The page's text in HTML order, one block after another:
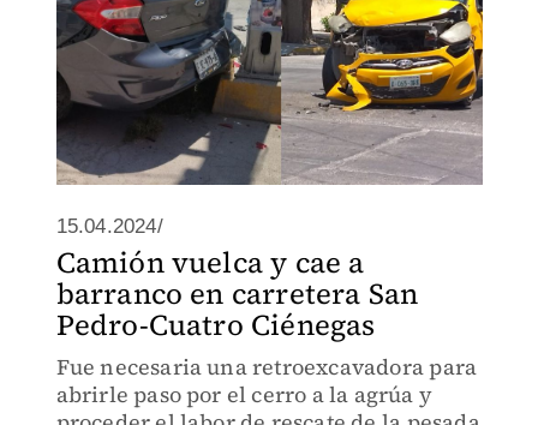
15.04.2024/
Camión vuelca y cae a
barranco en carretera San
Pedro-Cuatro Ciénegas
Fue necesaria una retroexcavadora para
abrirle paso por el cerro a la agrúa y